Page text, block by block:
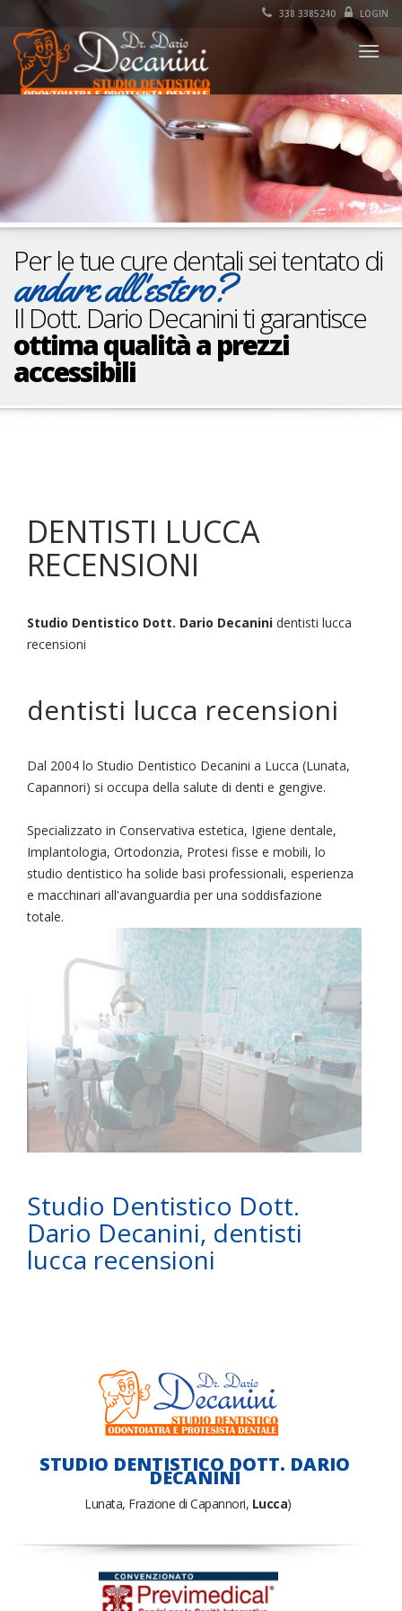
338 3385240 LOGIN
Per le tue cure dentali sei tentato di
andare all'estero?
Il Dott. Dario Decanini ti garantisce
ottima qualità a prezzi
accessibili
DENTISTI LUCCA
RECENSIONI
Studio Dentistico Dott. Dario Decanini dentisti lucca
recensioni
dentisti lucca recensioni
Dal 2004 lo Studio Dentistico Decanini a Lucca (Lunata,
Capannori) si occupa della salute di denti e gengive.
Specializzato in Conservativa estetica, Igiene dentale,
Implantologia, Ortodonzia, Protesi fisse e mobili, lo
studio dentistico ha solide basi professionali, esperienza
e macchinari all'avanguardia per una soddisfazione
totale.
Studio Dentistico Dott.
Dario Decanini, dentisti
lucca recensioni
STUDIO DENTISTICO DOTT. DARIO
DECANINI
Lunata, Frazione di Capannori, Lucca)